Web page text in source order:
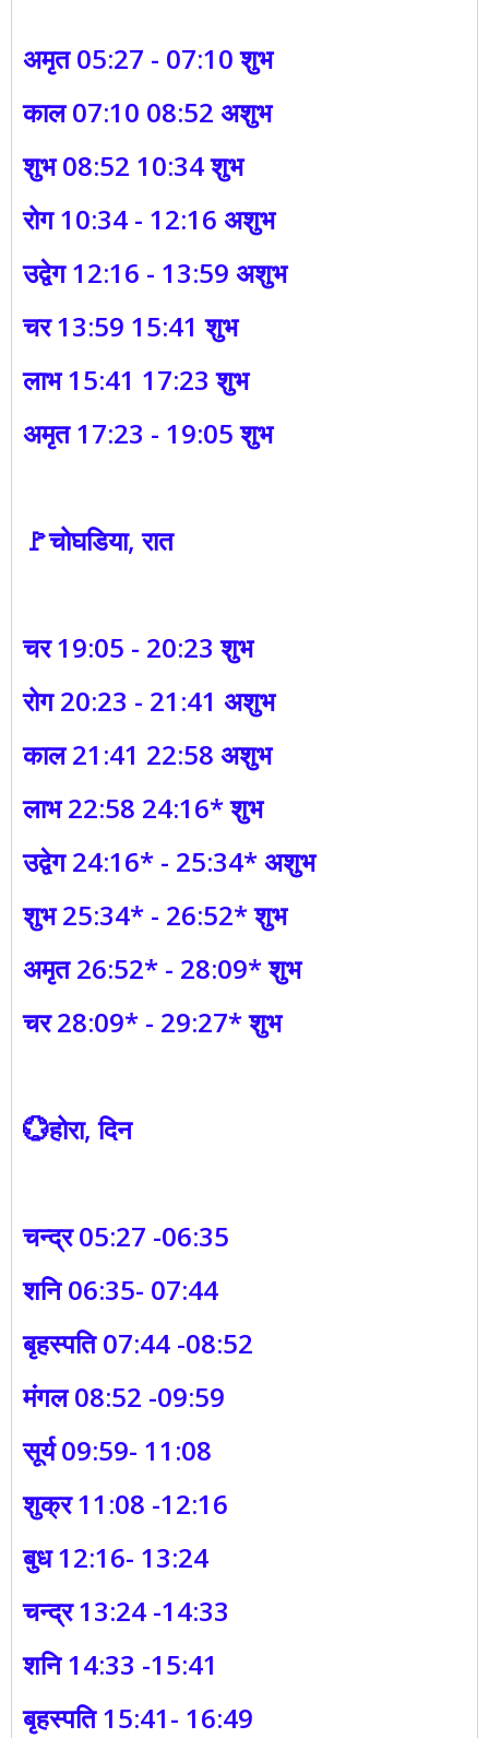
अमृत 05:27 - 07:10 शुभ
काल 07:10 08:52 अशुभ
शुभ 08:52 10:34 शुभ
रोग 10:34 - 12:16 अशुभ
उद्वेग 12:16 - 13:59 अशुभ
चर 13:59 15:41 शुभ
लाभ 15:41 17:23 शुभ
अमृत 17:23 - 19:05 शुभ
🚩चोघडिया, रात
चर 19:05 - 20:23 शुभ
रोग 20:23 - 21:41 अशुभ
काल 21:41 22:58 अशुभ
लाभ 22:58 24:16* शुभ
उद्वेग 24:16* - 25:34* अशुभ
शुभ 25:34* - 26:52* शुभ
अमृत 26:52* - 28:09* शुभ
चर 28:09* - 29:27* शुभ
💮होरा, दिन
चन्द्र 05:27 -06:35
शनि 06:35- 07:44
बृहस्पति 07:44 -08:52
मंगल 08:52 -09:59
सूर्य 09:59- 11:08
शुक्र 11:08 -12:16
बुध 12:16- 13:24
चन्द्र 13:24 -14:33
शनि 14:33 -15:41
बृहस्पति 15:41- 16:49